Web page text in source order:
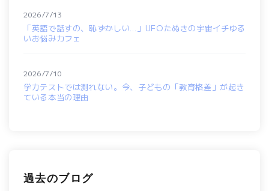
「英語で話すの、恥ずかしい…」UFOたぬきの宇宙イチゆる
いお悩みカフェ
2026/7/13
学力テストでは測れない。今、子どもの「教育格差」が起き
ている本当の理由
2026/7/10
過去のブログ